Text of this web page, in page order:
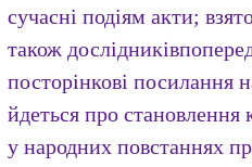
сучасні подіям акти;
також
посторінкові посилання
йдеться про становлення
у народних повстаннях